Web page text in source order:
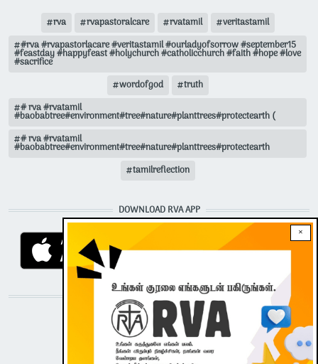
×
rva rvapastoralcare rvatamil
veritastamil
#rva #rvapastorlacare #veritastamil #ourladyofsorrow #september15
#feastday #happyfeast #holychurch #catholicchurch #faith #hope #love
#sacrifice
wordofgod
truth
# rva #rvatamil
#baobabtree#environment#tree#nature#planttrees#protectearth (
# rva #rvatamil
#baobabtree#environment#tree#nature#planttrees#protectearth
tamilreflection
DOWNLOAD RVA APP
STAY CONNECTED WITH US!